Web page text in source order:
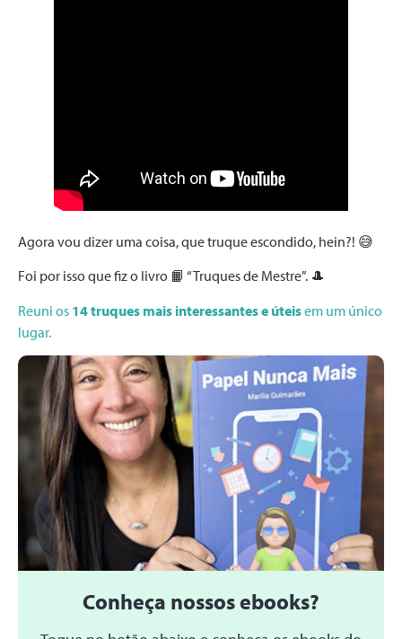
Agora vou dizer uma coisa, que truque escondido, hein?! 😅
Foi por isso que fiz o livro 📙 “Truques de Mestre”. 🎩
Reuni os 14 truques mais interessantes e úteisem um único
lugar.
Conheça nossos ebooks?